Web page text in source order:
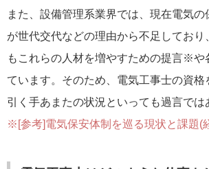
また、設備管理系業界では、現在電気
が世代交代などの理由から不足しており
もこれらの人材を増やすための提言※や
ています。そのため、電気工事士の資格
引く手あまたの状況といっても過言では
※[参考]電気保安体制を巡る現状と課題(